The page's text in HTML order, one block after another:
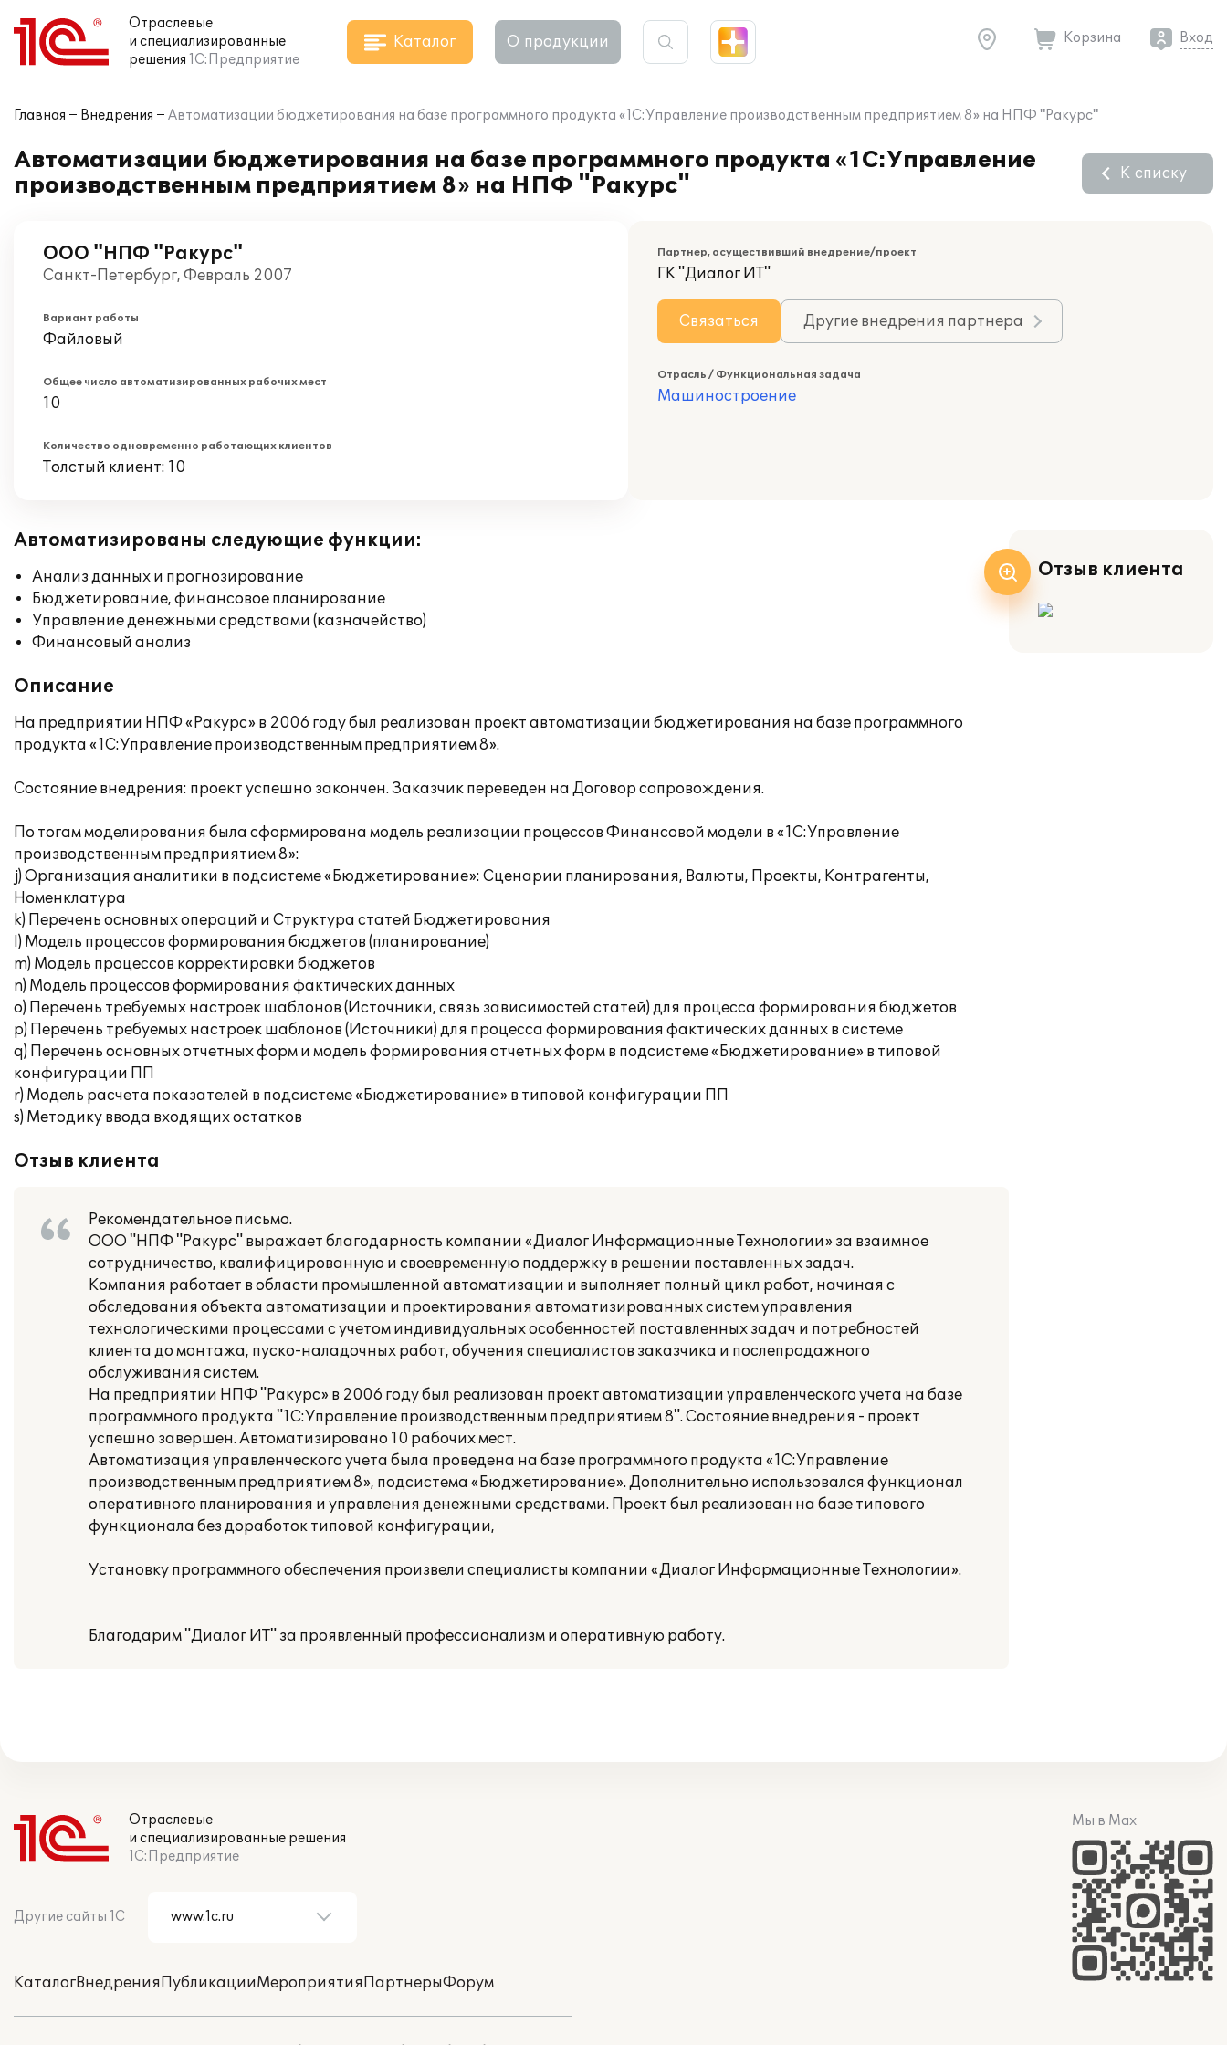
Отраслевые
и специализированные
решения 1С:Предприятие
Каталог О продукции Корзина Вход
Главная Внедрения Автоматизации бюджетирования на базе программного продукта «1C:Управление производственным предприятием 8» на НПФ "Ракурс"
Автоматизации бюджетирования на базе программного продукта «1C:Управление
производственным предприятием 8» на НПФ "Ракурс"
К списку
ООО "НПФ "Ракурс"
Санкт-Петербург, Февраль 2007
Вариант работы
Файловый
Общее число автоматизированных рабочих мест
10
Количество одновременно работающих клиентов
Толстый клиент: 10
Партнер, осуществивший внедрение/проект
ГК "Диалог ИТ"
Связаться Другие внедрения партнера
Отрасль / Функциональная задача
Машиностроение
Автоматизированы следующие функции:
Анализ данных и прогнозирование
Бюджетирование, финансовое планирование
Управление денежными средствами (казначейство)
Финансовый анализ
Описание
На предприятии НПФ «Ракурс» в 2006 году был реализован проект автоматизации бюджетирования на базе программного
продукта «1C:Управление производственным предприятием 8».
Состояние внедрения: проект успешно закончен. Заказчик переведен на Договор сопровождения.
По тогам моделирования была сформирована модель реализации процессов Финансовой модели в «1C:Управление
производственным предприятием 8»:
j) Организация аналитики в подсистеме «Бюджетирование»: Сценарии планирования, Валюты, Проекты, Контрагенты,
Номенклатура
k) Перечень основных операций и Структура статей Бюджетирования
l) Модель процессов формирования бюджетов (планирование)
m) Модель процессов корректировки бюджетов
n) Модель процессов формирования фактических данных
o) Перечень требуемых настроек шаблонов (Источники, связь зависимостей статей) для процесса формирования бюджетов
p) Перечень требуемых настроек шаблонов (Источники) для процесса формирования фактических данных в системе
q) Перечень основных отчетных форм и модель формирования отчетных форм в подсистеме «Бюджетирование» в типовой
конфигурации ПП
r) Модель расчета показателей в подсистеме «Бюджетирование» в типовой конфигурации ПП
s) Методику ввода входящих остатков
Отзыв клиента
Рекомендательное письмо.
ООО "НПФ "Ракурс" выражает благодарность компании «Диалог Информационные Технологии» за взаимное
сотрудничество, квалифицированную и своевременную поддержку в решении поставленных задач.
Компания работает в области промышленной автоматизации и выполняет полный цикл работ, начиная с
обследования объекта автоматизации и проектирования автоматизированных систем управления
технологическими процессами с учетом индивидуальных особенностей поставленных задач и потребностей
клиента до монтажа, пуско-наладочных работ, обучения специалистов заказчика и послепродажного
обслуживания систем.
На предприятии НПФ "Ракурс» в 2006 году был реализован проект автоматизации управленческого учета на базе
программного продукта "1С:Управление производственным предприятием 8". Состояние внедрения - проект
успешно завершен. Автоматизировано 10 рабочих мест.
Автоматизация управленческого учета была проведена на базе программного продукта «1С:Управление
производственным предприятием 8», подсистема «Бюджетирование». Дополнительно использовался функционал
оперативного планирования и управления денежными средствами. Проект был реализован на базе типового
функционала без доработок типовой конфигурации,
Установку программного обеспечения произвели специалисты компании «Диалог Информационные Технологии».
Благодарим "Диалог ИТ" за проявленный профессионализм и оперативную работу.
Отзыв клиента
Отраслевые
и специализированные решения
1С:Предприятие
Другие сайты 1С
КаталогВнедренияПубликацииМероприятияПартнерыФорум
Мы в Max